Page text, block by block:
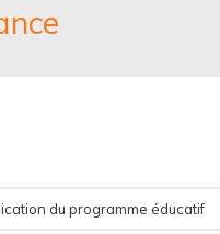
du programme éducatif